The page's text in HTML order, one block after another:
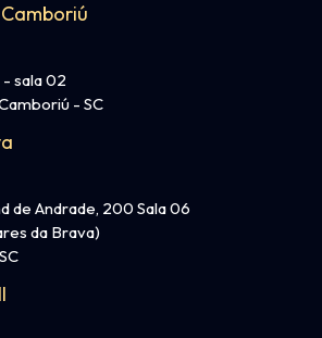
- sala 02
- SC
de Andrade, 200 Sala 06
da Brava)